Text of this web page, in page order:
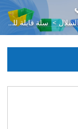
>سلة قابلة للطي